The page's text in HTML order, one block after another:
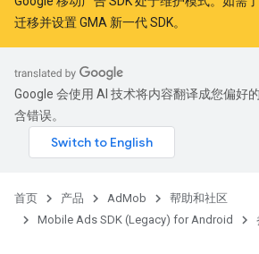
迁移并设置 GMA 新一代 SDK。
Google 会使用 AI 技术将内容翻译成您偏好
含错误。
首页 产品 AdMob
帮助和社区
Mobile Ads SDK (Legacy) for Android